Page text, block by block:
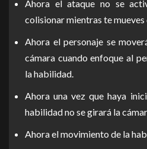
Ahora el ataque no se
colisionar mientras te
Ahora el personaje se
cámara cuando enfoque al
la habilidad.
Ahora una vez que haya
habilidad no se girará la
Ahora el movimiento de la